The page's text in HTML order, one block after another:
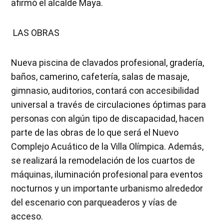
afirmó el alcalde Maya.
LAS OBRAS
Nueva piscina de clavados profesional, gradería,
baños, camerino, cafetería, salas de masaje,
gimnasio, auditorios, contará con accesibilidad
universal a través de circulaciones óptimas para
personas con algún tipo de discapacidad, hacen
parte de las obras de lo que será el Nuevo
Complejo Acuático de la Villa Olímpica. Además,
se realizará la remodelación de los cuartos de
máquinas, iluminación profesional para eventos
nocturnos y un importante urbanismo alrededor
del escenario con parqueaderos y vías de
acceso.